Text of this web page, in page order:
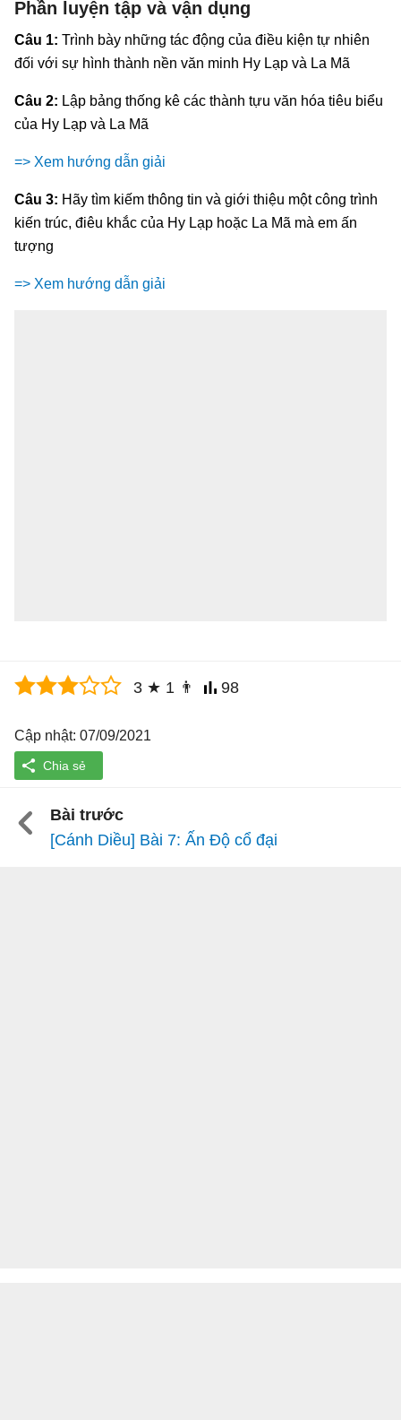
Phần luyện tập và vận dụng
Câu 1: Trình bày những tác động của điều kiện tự nhiên
đối với sự hình thành nền văn minh Hy Lạp và La Mã
Câu 2: Lập bảng thống kê các thành tựu văn hóa tiêu biểu
của Hy Lạp và La Mã
=> Xem hướng dẫn giải
Câu 3: Hãy tìm kiếm thông tin và giới thiệu một công trình
kiến trúc, điêu khắc của Hy Lạp hoặc La Mã mà em ấn
tượng
=> Xem hướng dẫn giải
3 ★ 1 👨 98
Cập nhật: 07/09/2021
Bài trước
[Cánh Diều] Bài 7: Ấn Độ cổ đại